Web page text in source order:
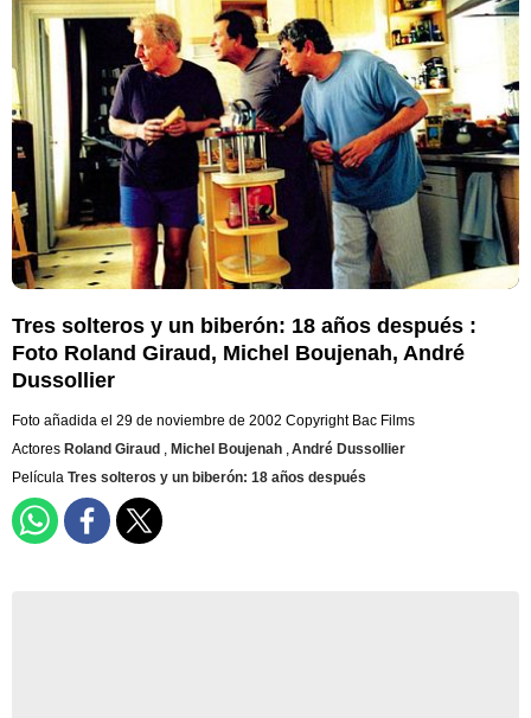
Tres solteros y un biberón: 18 años después :
Foto Roland Giraud, Michel Boujenah, André
Dussollier
Foto añadida el 29 de noviembre de 2002 Copyright Bac Films
Actores Roland Giraud , Michel Boujenah ,André Dussollier
Película Tres solteros y un biberón: 18 años después